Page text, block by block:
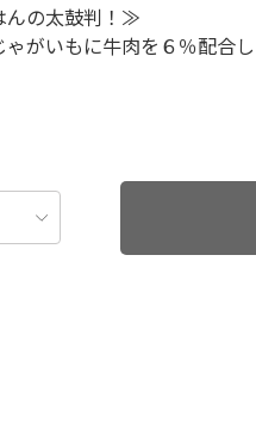
の太鼓判！≫
がいもに牛肉を６％配合し